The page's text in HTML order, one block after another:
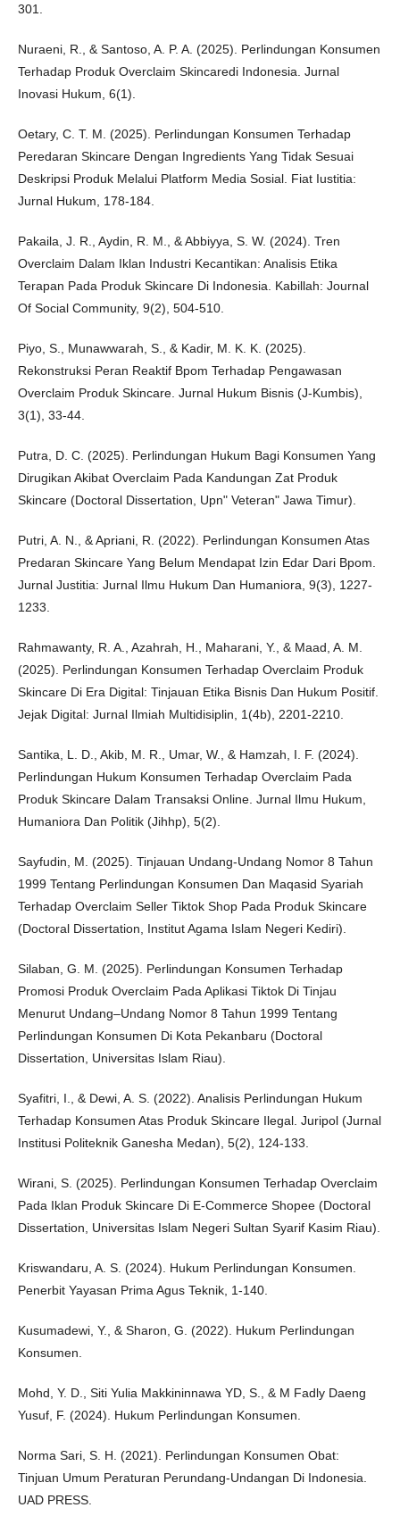
301.
Nuraeni, R., & Santoso, A. P. A. (2025). Perlindungan Konsumen
Terhadap Produk Overclaim Skincaredi Indonesia. Jurnal
Inovasi Hukum, 6(1).
Oetary, C. T. M. (2025). Perlindungan Konsumen Terhadap
Peredaran Skincare Dengan Ingredients Yang Tidak Sesuai
Deskripsi Produk Melalui Platform Media Sosial. Fiat Iustitia:
Jurnal Hukum, 178-184.
Pakaila, J. R., Aydin, R. M., & Abbiyya, S. W. (2024). Tren
Overclaim Dalam Iklan Industri Kecantikan: Analisis Etika
Terapan Pada Produk Skincare Di Indonesia. Kabillah: Journal
Of Social Community, 9(2), 504-510.
Piyo, S., Munawwarah, S., & Kadir, M. K. K. (2025).
Rekonstruksi Peran Reaktif Bpom Terhadap Pengawasan
Overclaim Produk Skincare. Jurnal Hukum Bisnis (J-Kumbis),
3(1), 33-44.
Putra, D. C. (2025). Perlindungan Hukum Bagi Konsumen Yang
Dirugikan Akibat Overclaim Pada Kandungan Zat Produk
Skincare (Doctoral Dissertation, Upn" Veteran" Jawa Timur).
Putri, A. N., & Apriani, R. (2022). Perlindungan Konsumen Atas
Predaran Skincare Yang Belum Mendapat Izin Edar Dari Bpom.
Jurnal Justitia: Jurnal Ilmu Hukum Dan Humaniora, 9(3), 1227-
1233.
Rahmawanty, R. A., Azahrah, H., Maharani, Y., & Maad, A. M.
(2025). Perlindungan Konsumen Terhadap Overclaim Produk
Skincare Di Era Digital: Tinjauan Etika Bisnis Dan Hukum Positif.
Jejak Digital: Jurnal Ilmiah Multidisiplin, 1(4b), 2201-2210.
Santika, L. D., Akib, M. R., Umar, W., & Hamzah, I. F. (2024).
Perlindungan Hukum Konsumen Terhadap Overclaim Pada
Produk Skincare Dalam Transaksi Online. Jurnal Ilmu Hukum,
Humaniora Dan Politik (Jihhp), 5(2).
Sayfudin, M. (2025). Tinjauan Undang-Undang Nomor 8 Tahun
1999 Tentang Perlindungan Konsumen Dan Maqasid Syariah
Terhadap Overclaim Seller Tiktok Shop Pada Produk Skincare
(Doctoral Dissertation, Institut Agama Islam Negeri Kediri).
Silaban, G. M. (2025). Perlindungan Konsumen Terhadap
Promosi Produk Overclaim Pada Aplikasi Tiktok Di Tinjau
Menurut Undang–Undang Nomor 8 Tahun 1999 Tentang
Perlindungan Konsumen Di Kota Pekanbaru (Doctoral
Dissertation, Universitas Islam Riau).
Syafitri, I., & Dewi, A. S. (2022). Analisis Perlindungan Hukum
Terhadap Konsumen Atas Produk Skincare Ilegal. Juripol (Jurnal
Institusi Politeknik Ganesha Medan), 5(2), 124-133.
Wirani, S. (2025). Perlindungan Konsumen Terhadap Overclaim
Pada Iklan Produk Skincare Di E-Commerce Shopee (Doctoral
Dissertation, Universitas Islam Negeri Sultan Syarif Kasim Riau).
Kriswandaru, A. S. (2024). Hukum Perlindungan Konsumen.
Penerbit Yayasan Prima Agus Teknik, 1-140.
Kusumadewi, Y., & Sharon, G. (2022). Hukum Perlindungan
Konsumen.
Mohd, Y. D., Siti Yulia Makkininnawa YD, S., & M Fadly Daeng
Yusuf, F. (2024). Hukum Perlindungan Konsumen.
Norma Sari, S. H. (2021). Perlindungan Konsumen Obat:
Tinjuan Umum Peraturan Perundang-Undangan Di Indonesia.
UAD PRESS.